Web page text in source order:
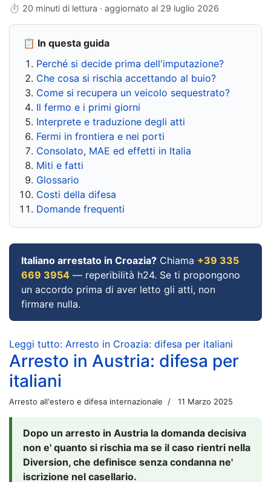
⏱ 20 minuti di lettura · aggiornato al 29 luglio 2026
📋 In questa guida
Perché si decide prima dell'imputazione?
Che cosa si rischia accettando al buio?
Come si recupera un veicolo sequestrato?
Il fermo e i primi giorni
Interprete e traduzione degli atti
Fermi in frontiera e nei porti
Consolato, MAE ed effetti in Italia
Miti e fatti
Glossario
Costi della difesa
Domande frequenti
Italiano arrestato in Croazia? Chiama +39 335
669 3954 — reperibilità h24. Se ti propongono
un accordo prima di aver letto gli atti, non
firmare nulla.
Leggi tutto: Arresto in Croazia: difesa per italiani
Arresto in Austria: difesa per
italiani
Arresto all'estero e difesa internazionale 11 Marzo 2025
Dopo un arresto in Austria la domanda decisiva
non e' quanto si rischia ma se il caso rientri nella
Diversion, che definisce senza condanna ne'
iscrizione nel casellario.